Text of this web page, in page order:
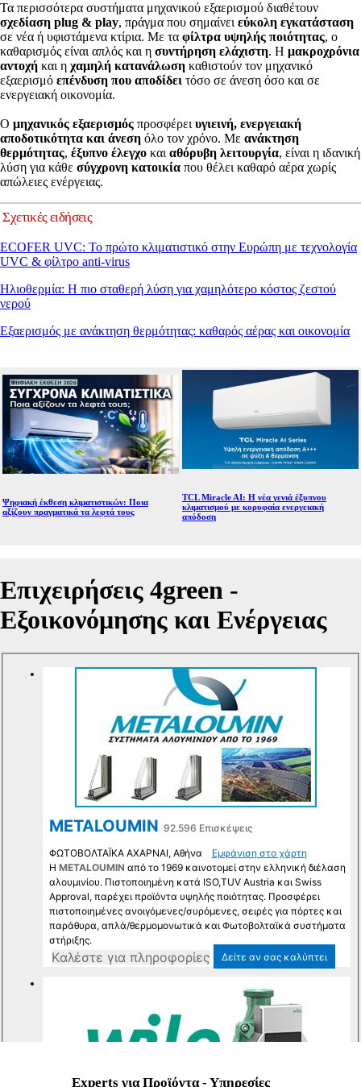
Τα περισσότερα συστήματα μηχανικού εξαερισμού διαθέτουν
σχεδίαση plug & play, πράγμα που σημαίνειεύκολη εγκατάσταση
σε νέα ή υφιστάμενα κτίρια. Με τα φίλτρα υψηλής ποιότητας, ο
καθαρισμός είναι απλός και η συντήρηση ελάχιστη. Η μακροχρόνια
αντοχή και η χαμηλή κατανάλωση καθιστούν τον μηχανικό
εξαερισμό επένδυση που αποδίδει τόσο σε άνεση όσο και σε
ενεργειακή οικονομία.
Ο μηχανικός εξαερισμός προσφέρειυγιεινή, ενεργειακή
αποδοτικότητα και άνεση όλο τον χρόνο. Με ανάκτηση
θερμότητας, έξυπνο έλεγχο καιαθόρυβη λειτουργία, είναι η ιδανική
λύση για κάθε σύγχρονη κατοικία που θέλει καθαρό αέρα χωρίς
απώλειες ενέργειας.
Σχετικές ειδήσεις
ECOFER UVC: Το πρώτο κλιματιστικό στην Ευρώπη με τεχνολογία
UVC & φίλτρο anti-virus
Ηλιοθερμία: Η πιο σταθερή λύση για χαμηλότερο κόστος ζεστού
νερού
Εξαερισμός με ανάκτηση θερμότητας: καθαρός αέρας και οικονομία
Ψηφιακή έκθεση κλιματιστικών: Ποια
αξίζουν πραγματικά τα λεφτά τους
TCL Miracle AI: Η νέα γενιά έξυπνου
κλιματισμού με κορυφαία ενεργειακή
απόδοση
MuteExperts για Προϊόντα - Υπηρεσίες